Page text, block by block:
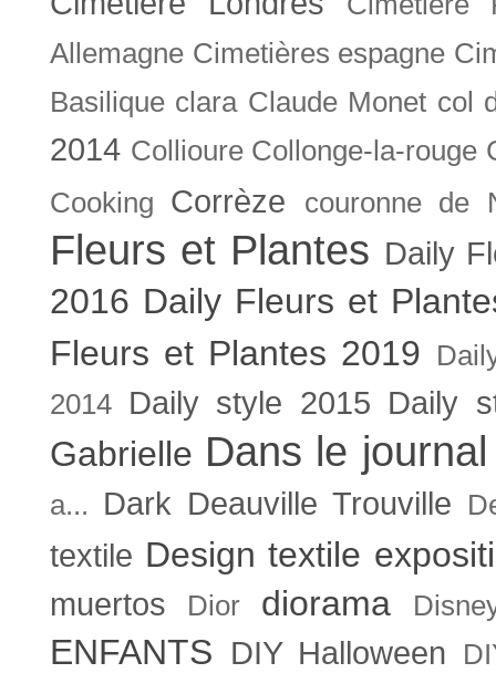
Allemagne Cimetières espagne
Basilique clara Claude Monet col
2014 Collioure Collonge-la-rouge
Cooking
Corrèze couronne de
Fleurs et Plantes Daily
2016 Daily Fleurs et
Fleurs et Plantes 2019
2014
Daily style 2015 Daily
Gabrielle Dans le journal
a... Dark Deauville Trouville
textile Design textile
muertos Dior diorama
ENFANTS DIY Halloween